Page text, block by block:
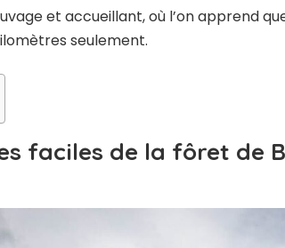
et accueillant, où l’on apprend
seulement.
faciles de la fôret de